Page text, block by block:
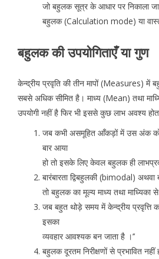
जो बहुलक सूत्र के आधार पर निकाला
बहुलक (Calculation mode) या
बहुलक की उपयोगिताएँ या गुण
केन्द्रीय प्रवृति की तीन मापों (Measures) में
सबसे अधिक सीमित है। माध्य (Mean) तथा
उपयोगी नहीं है फिर भी इससे कुछ लाभ अवश्य
जब कभी असमूहित आँकड़ों में उस अंक
बार आया
हो तो इसके लिए केवल बहुलक ही
बारंबारता द्विबहुलकी (bimodal)
तो बहुलक का मूल्य माध्य तथा माध्यिका
जब बहुत थोड़े समय में केन्द्रीय प्रवृत्ति
इसका
व्यवहार आवश्यक बन जाता है ।’’
बहुलक दूरतम निरीक्षणों से प्रभावित